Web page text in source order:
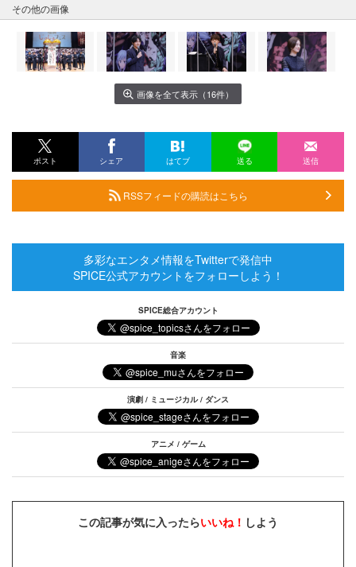
その他の画像
画像を全て表示（16件）
ポスト シェア はてブ 送る 送信
RSSフィードの購読はこちら
多彩なエンタメ情報をTwitterで発信中
SPICE公式アカウントをフォローしよう！
SPICE総合アカウント
音楽
演劇 / ミュージカル / ダンス
アニメ / ゲーム
この記事が気に入ったらいいね！ しよう